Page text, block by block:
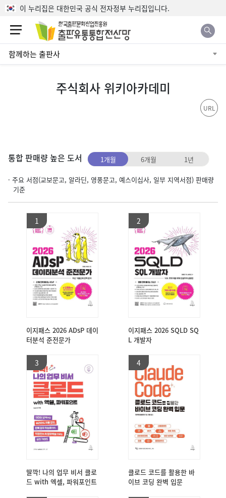
본문으로 바로가기
이 누리집은 대한민국 공식 전자정부 누리집입니다.
함께하는 출판사
주식회사 위키아카데미
URL
통합 판매량 높은 도서 1개월 6개월 1년
· 주요 서점(교보문고, 알라딘, 영풍문고, 예스이십사, 일부 지역서점) 판매량
기준
1
이지패스 2026 ADsP 데이
터분석 준전문가
2
이지패스 2026 SQLD SQ
L 개발자
3
딸깍! 나의 업무 비서 클로
드 with 엑셀, 파워포인트
4
클로드 코드를 활용한 바
이브 코딩 완벽 입문